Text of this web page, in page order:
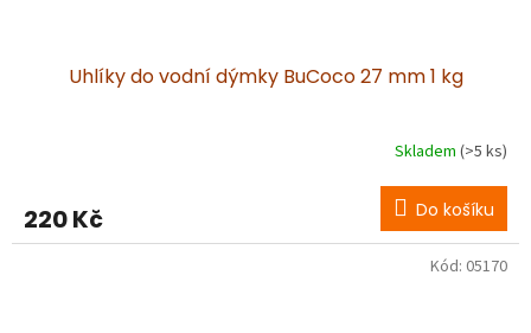
Uhlíky do vodní dýmky BuCoco 27 mm 1 kg
Skladem (>5 ks)
220 Kč Do košíku
Kód: 05170